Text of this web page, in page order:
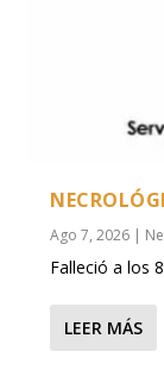
Ago 7, 2026 |
Falleció a los
LEER MÁS